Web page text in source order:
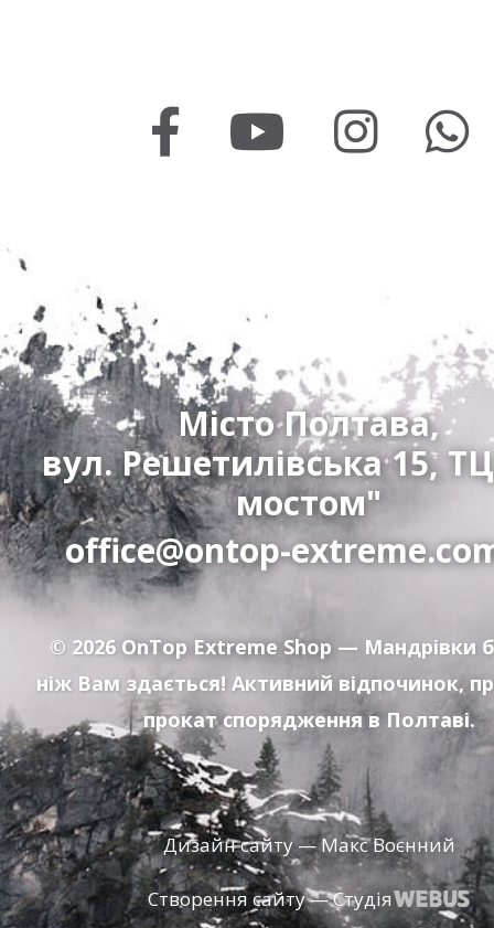
Місто Полтава,
вул. Решетилівська 15,
мостом"
office@ontop-
© 2026 OnTop Extreme Shop — Мандрівки
ніж Вам здається! Активний відпочинок,
прокат спорядження в Полтаві.
Дизайн сайту — Макс Воєнний
Створення сайту — Студія